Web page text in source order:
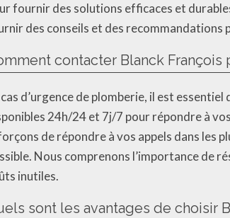
fournir des solutions efficaces et
des conseils et des recommandations
contacter Blanck
cas d’urgence de plomberie, il est
24h/24 et 7j/7 pour répondre à
de répondre à vos appels dans les
Nous comprenons l’importance de
inutiles.
sont les avantages de choisir